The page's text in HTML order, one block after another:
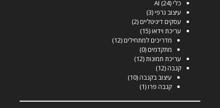
כלי AI(24)
עיצוב גרפי(3)
עסקים דיגיטליים(2)
עריכת וידאו(15)
מדריכים למתחילים(12)
מתקדמים(0)
עריכת תמונות(12)
קנבה(12)
עיצוב בקנבה(10)
קנבה פרו(1)